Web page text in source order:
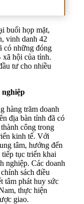
buổi họp mặt,
vinh danh 42
có những đóng
xã hội của tỉnh.
tư cho nhiều
nghiệp
hàng trăm doanh
địa bàn tỉnh đã có
công trong
kinh tế. Với
tâm, hướng đến
tục triển khai
nghiệp. Các doanh
sách điều
tâm phát huy sức
thực hiện
giao.